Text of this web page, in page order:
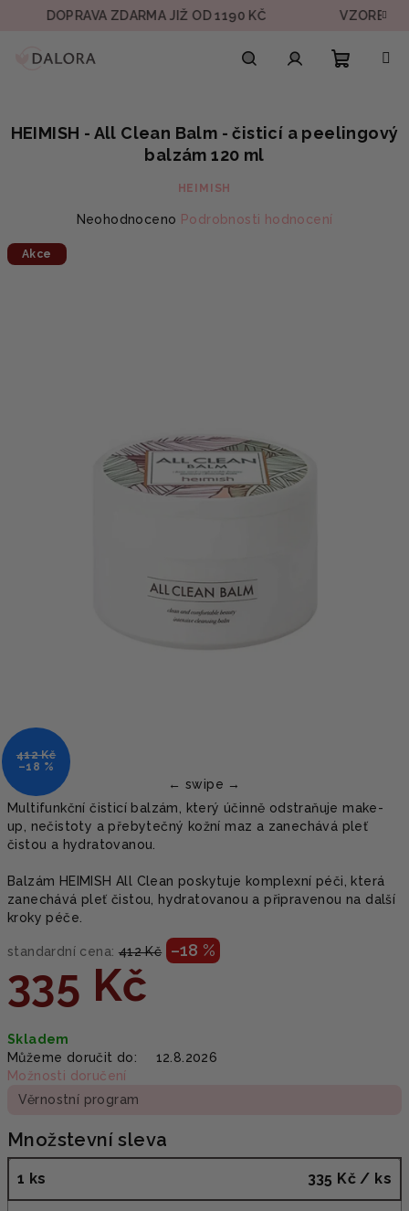
DOPRAVA ZDARMA JIŽ OD 1190 KČ VZOREK V
košík
Multifunkční čisticí balzám, který účinně odstraňuje make-
up, nečistoty a přebytečný kožní maz a zanechává pleť
čistou a hydratovanou.
Balzám HEIMISH All Clean poskytuje komplexní péči, která
zanechává pleť čistou, hydratovanou a připravenou na další
kroky péče.
standardní cena: 412 Kč –18 %
335 Kč
cena:
Skladem
Můžeme doručit do:
12.8.2026
Možnosti doručení
Věrnostní program
Množstevní sleva
1 ks 335 Kč / ks
HEIMISH - All Clean Balm - čisticí a peelingový
balzám 120 ml
HEIMISH
Průměrné
Neohodnoceno Podrobnosti hodnocení
Akce
412 Kč
–18 %